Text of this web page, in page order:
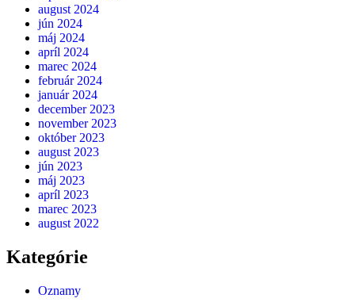
august 2024
jún 2024
máj 2024
apríl 2024
marec 2024
február 2024
január 2024
december 2023
november 2023
október 2023
august 2023
jún 2023
máj 2023
apríl 2023
marec 2023
august 2022
Kategórie
Oznamy